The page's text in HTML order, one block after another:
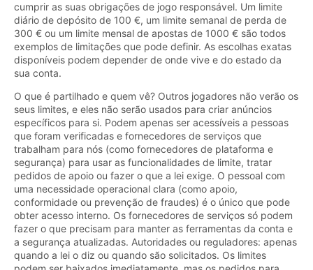
cumprir as suas obrigações de jogo responsável. Um limite
diário de depósito de 100 €, um limite semanal de perda de
300 € ou um limite mensal de apostas de 1000 € são todos
exemplos de limitações que pode definir. As escolhas exatas
disponíveis podem depender de onde vive e do estado da
sua conta.
O que é partilhado e quem vê? Outros jogadores não verão os
seus limites, e eles não serão usados para criar anúncios
específicos para si. Podem apenas ser acessíveis a pessoas
que foram verificadas e fornecedores de serviços que
trabalham para nós (como fornecedores de plataforma e
segurança) para usar as funcionalidades de limite, tratar
pedidos de apoio ou fazer o que a lei exige. O pessoal com
uma necessidade operacional clara (como apoio,
conformidade ou prevenção de fraudes) é o único que pode
obter acesso interno. Os fornecedores de serviços só podem
fazer o que precisam para manter as ferramentas da conta e
a segurança atualizadas. Autoridades ou reguladores: apenas
quando a lei o diz ou quando são solicitados. Os limites